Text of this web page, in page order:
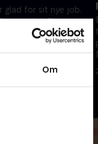
Om
glad for sit nye job.
Dom
Five/Nine.